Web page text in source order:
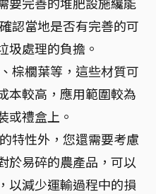
認當地是否有完善的可
圾處理的負擔。
棕櫚葉等，這些材質可
本較高，應用範圍較為
或禮盒上。
特性外，您還需要考慮
於易碎的農產品，可以
以減少運輸過程中的損